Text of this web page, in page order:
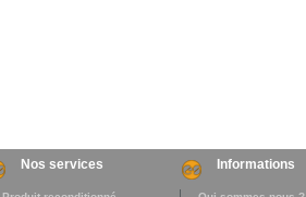
Nos services Informations